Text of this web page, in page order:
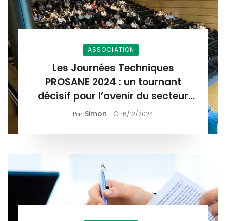
ASSOCIATION
Les Journées Techniques
PROSANE 2024 : un tournant
décisif pour l’avenir du secteur
3D
Par Simon 16/12/2024